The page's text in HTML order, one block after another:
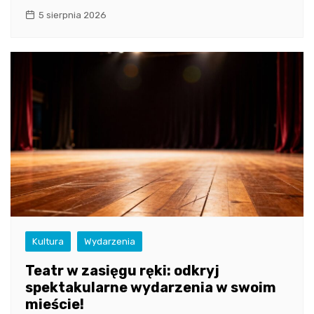
5 sierpnia 2026
Kultura Wydarzenia
Teatr w zasięgu ręki: odkryj
spektakularne wydarzenia w swoim
mieście!